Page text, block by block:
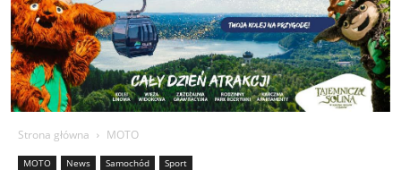
Strona główna MOTO
MOTO News Samochód Sport